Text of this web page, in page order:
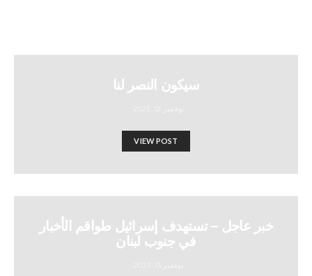
سيكون النصر لنا
VIEW POST
خبر عاجل – تستهدف إسرائيل طواقم الأخبار
في جنوب لبنان